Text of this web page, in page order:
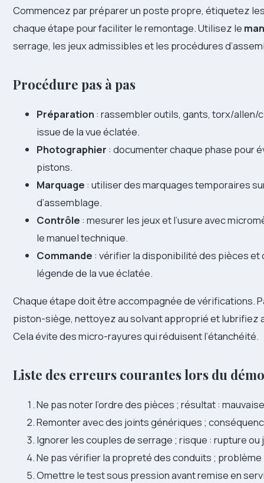
Commencez par préparer un poste propre, étiquetez
chaque étape pour faciliter le remontage. Utilisez le
serrage, les jeux admissibles et les procédures
Procédure pas à pas
Préparation : rassembler outils, gants, torx/
issue de la vue éclatée.
Photographier : documenter chaque phase pour
pistons.
Marquage : utiliser des marquages temporaires
d’assemblage.
Contrôle : mesurer les jeux et l’usure avec
le manuel technique.
Commande : vérifier la disponibilité des pièces
légende de la vue éclatée.
Chaque étape doit être accompagnée de vérifications.
piston-siège, nettoyez au solvant approprié et lubrifiez
Cela évite des micro-rayures qui réduisent l’étanchéité.
Liste des erreurs courantes lors du
Ne pas noter l’ordre des pièces ; résultat :
Remonter avec des joints génériques ;
Ignorer les couples de serrage ; risque : rupture ou
Ne pas vérifier la propreté des conduits ;
Omettre le test sous pression avant remise en